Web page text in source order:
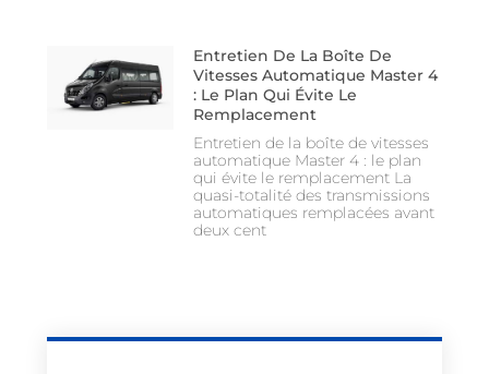
Entretien De La Boîte De
Vitesses Automatique Master 4
: Le Plan Qui Évite Le
Remplacement
Entretien de la boîte de vitesses
automatique Master 4 : le plan
qui évite le remplacement La
quasi-totalité des transmissions
automatiques remplacées avant
deux cent